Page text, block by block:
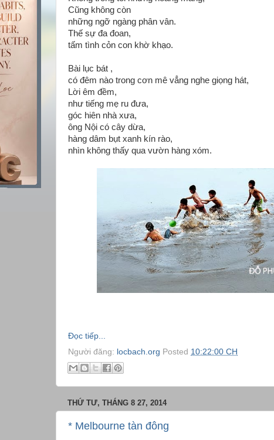
Cũng không còn
những ngỡ ngàng phân vân.
Thế sự đa đoan,
tấm tình cỏn con khờ khạo.
Bài lục bát ,
có đêm nào trong cơn mê vẳng nghe giọng hát,
Lời êm đềm,
như tiếng mẹ ru đưa,
góc hiên nhà xưa,
ông Nội có cây dừa,
hàng dâm bụt xanh kín rào,
nhìn không thấy qua vườn hàng xóm.
Đọc tiếp...
Người đăng: locbach.org Posted 10:22:00 CH
THỨ TƯ, THÁNG 8 27, 2014
* Melbourne tàn đông